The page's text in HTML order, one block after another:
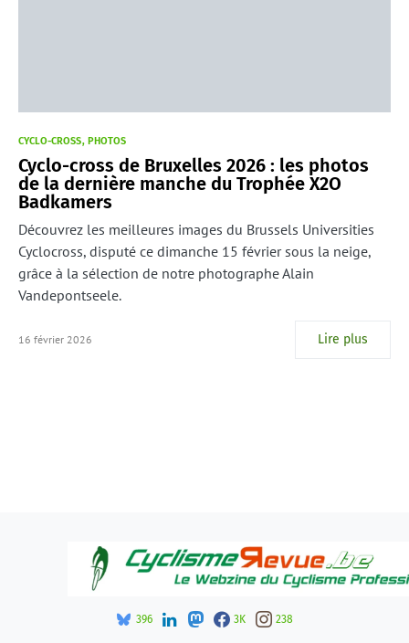
CYCLO-CROSS PHOTOS
Cyclo-cross de Bruxelles 2026 : les photos
de la dernière manche du Trophée X2O
Badkamers
Découvrez les meilleures images du Brussels Universities
Cyclocross, disputé ce dimanche 15 février sous la neige,
grâce à la sélection de notre photographe Alain
Vandepontseele.
16 février 2026 Lire plus
396 3K 238